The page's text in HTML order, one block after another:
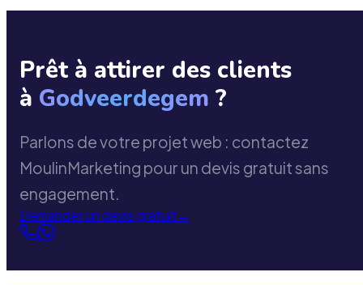
Prêt à attirer des clients
à Godveerdegem ?
Parlons de votre projet web : contactez
MoulinMarketing pour un devis gratuit sans
engagement.
Demander un devis gratuit→